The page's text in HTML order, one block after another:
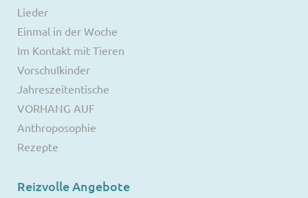
Lieder
Einmal in der Woche
Im Kontakt mit Tieren
Vorschulkinder
Jahreszeitentische
VORHANG AUF
Anthroposophie
Rezepte
Reizvolle Angebote